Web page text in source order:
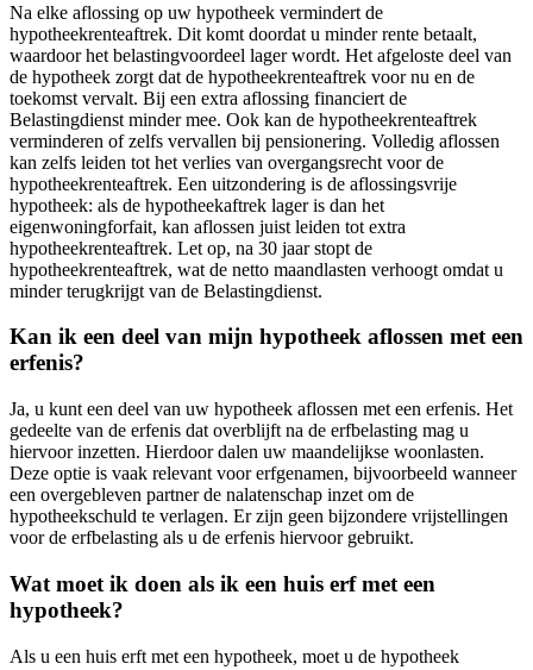
Na elke aflossing op uw hypotheek vermindert de
hypotheekrenteaftrek. Dit komt doordat u minder rente betaalt,
waardoor het belastingvoordeel lager wordt. Het afgeloste deel van
de hypotheek zorgt dat de hypotheekrenteaftrek voor nu en de
toekomst vervalt. Bij een extra aflossing financiert de
Belastingdienst minder mee. Ook kan de hypotheekrenteaftrek
verminderen of zelfs vervallen bij pensionering. Volledig aflossen
kan zelfs leiden tot het verlies van overgangsrecht voor de
hypotheekrenteaftrek. Een uitzondering is de aflossingsvrije
hypotheek: als de hypotheekaftrek lager is dan het
eigenwoningforfait, kan aflossen juist leiden tot extra
hypotheekrenteaftrek. Let op, na 30 jaar stopt de
hypotheekrenteaftrek, wat de netto maandlasten verhoogt omdat u
minder terugkrijgt van de Belastingdienst.
Kan ik een deel van mijn hypotheek aflossen met een
erfenis?
Ja, u kunt een deel van uw hypotheek aflossen met een erfenis. Het
gedeelte van de erfenis dat overblijft na de erfbelasting mag u
hiervoor inzetten. Hierdoor dalen uw maandelijkse woonlasten.
Deze optie is vaak relevant voor erfgenamen, bijvoorbeeld wanneer
een overgebleven partner de nalatenschap inzet om de
hypotheekschuld te verlagen. Er zijn geen bijzondere vrijstellingen
voor de erfbelasting als u de erfenis hiervoor gebruikt.
Wat moet ik doen als ik een huis erf met een
hypotheek?
Als u een huis erft met een hypotheek, moet u de hypotheek